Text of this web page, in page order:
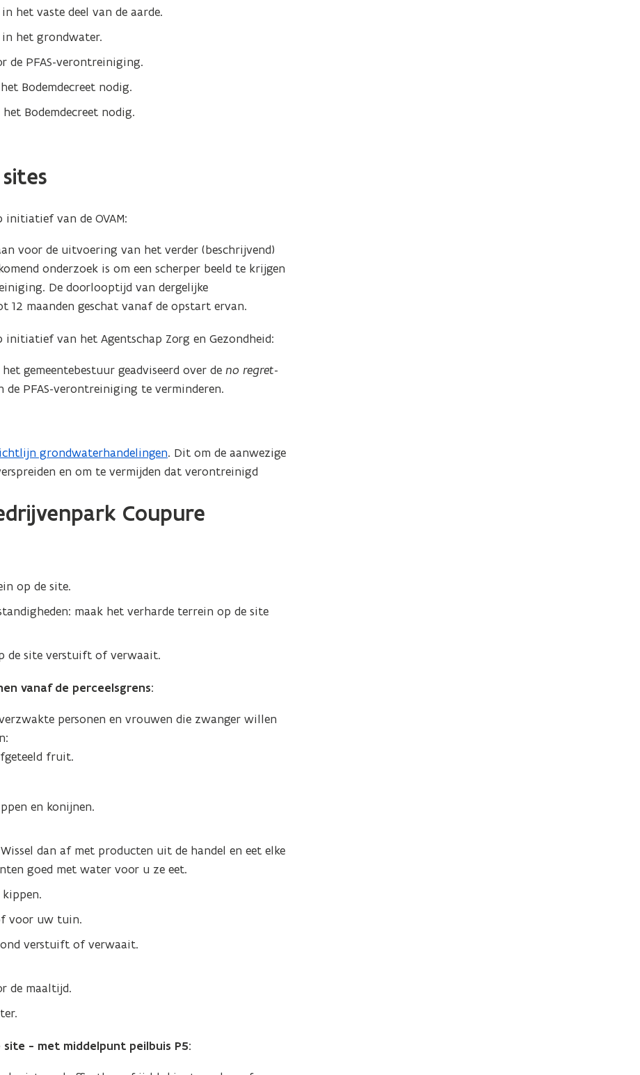
het vaste deel van de aarde.
in het grondwater.
de PFAS-verontreiniging.
Bodemdecreet nodig.
Bodemdecreet nodig.
initiatief van de OVAM:
voor de uitvoering van het verder (beschrijvend)
onderzoek is om een scherper beeld te krijgen
De doorlooptijd van dergelijke
maanden geschat vanaf de opstart ervan.
initiatief van het Agentschap Zorg en Gezondheid:
gemeentebestuur geadviseerd over deno regret-
PFAS-verontreiniging te verminderen.
grondwaterhandelingen. Dit om de aanwezige
en om te vermijden dat verontreinigd
Coupure
op de site.
maak het verharde terrein op de site
de site verstuift of verwaait.
vanaf de perceelsgrens:
personen en vrouwen die zwanger willen
fruit.
en konijnen.
dan af met producten uit de handel en eet elke
goed met water voor u ze eet.
kippen.
voor uw tuin.
verstuift of verwaait.
de maaltijd.
- met middelpunt peilbuis P5: